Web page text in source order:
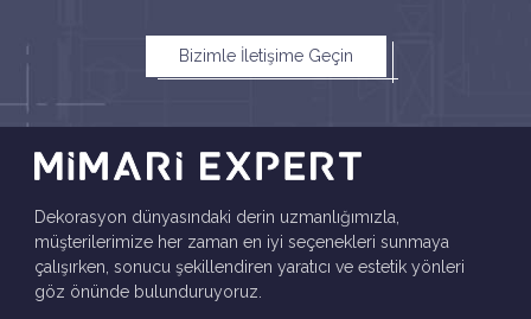
Bizimle İletişime Geçin
Dekorasyon dünyasındaki derin uzmanlığımızla,
müşterilerimize her zaman en iyi seçenekleri sunmaya
çalışırken, sonucu şekillendiren yaratıcı ve estetik yönleri
göz önünde bulunduruyoruz.